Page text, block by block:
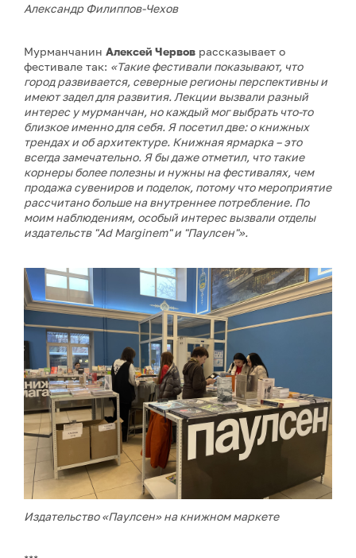
Александр Филиппов-Чехов
Мурманчанин Алексей Червов рассказывает о
фестивале так: «Такие фестивали показывают, что
город развивается, северные регионы перспективны и
имеют задел для развития. Лекции вызвали разный
интерес у мурманчан, но каждый мог выбрать что-то
близкое именно для себя. Я посетил две: о книжных
трендах и об архитектуре. Книжная ярмарка – это
всегда замечательно. Я бы даже отметил, что такие
корнеры более полезны и нужны на фестивалях, чем
продажа сувениров и поделок, потому что мероприятие
рассчитано больше на внутреннее потребление. По
моим наблюдениям, особый интерес вызвали отделы
издательств "Ad Marginem" и "Паулсен"».
Издательство«Паулсен» на книжном маркете